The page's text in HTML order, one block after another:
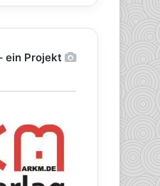
ein Projekt